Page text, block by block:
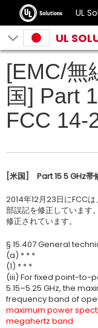
UL
UL
[EMC/無
国] Part
FCC
[米国] Part 15 5 GHz帯
2014年12月23日にFCC
部誤記を修正しています
修正されています。
§ 15.407 General
(a) * * *
(1) * * *
(iii) For fixed point-to-
5.15–5.25 GHz, the
frequency band of
maximum power
megahertz band